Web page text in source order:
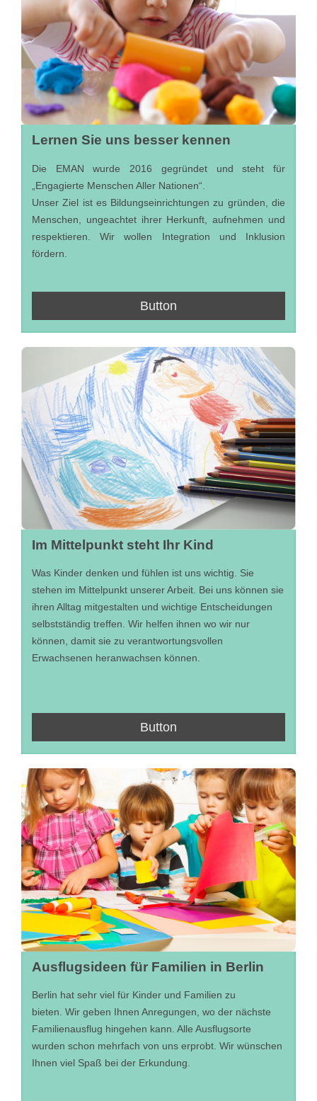
Lernen Sie uns besser kennen
Die EMAN wurde 2016 gegründet und steht für
„Engagierte Menschen Aller Nationen“.
Unser Ziel ist es Bildungseinrichtungen zu gründen, die
Menschen, ungeachtet ihrer Herkunft, aufnehmen und
respektieren. Wir wollen Integration und Inklusion
fördern.
Button
Im Mittelpunkt steht Ihr Kind
Was Kinder denken und fühlen ist uns wichtig. Sie
stehen im Mittelpunkt unserer Arbeit. Bei uns können sie
ihren Alltag mitgestalten und wichtige Entscheidungen
selbstständig treffen. Wir helfen ihnen wo wir nur
können, damit sie zu verantwortungsvollen
Erwachsenen heranwachsen können.
Button
Ausflugsideen für Familien in Berlin
Berlin hat sehr viel für Kinder und Familien zu
bieten. Wir geben Ihnen Anregungen, wo der nächste
Familienausflug hingehen kann. Alle Ausflugsorte
wurden schon mehrfach von uns erprobt. Wir wünschen
Ihnen viel Spaß bei der Erkundung.